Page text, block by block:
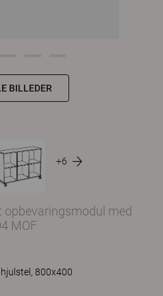
BILLEDER
+6
opbevaringsmodul med
MOF
800x400